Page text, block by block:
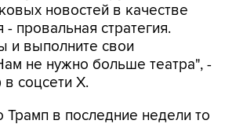
новостей в качестве
провальная стратегия.
и выполните свои
не нужно больше театра", -
соцсети X.
Трамп в последние недели то